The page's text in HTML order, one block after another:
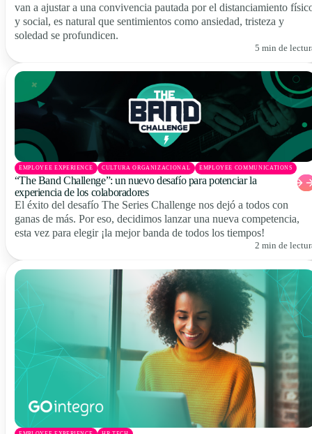
van a ajustar a una convivencia pautada por el distanciamiento
y social, es natural que sentimientos como ansiedad, tristeza y
soledad se profundicen.
5 min de
EMPLOYEE EXPERIENCE CULTURA ORGANIZACIONAL EMPLOYEE COMMUNICATIONS
“The Band Challenge”: un nuevo desafío para potenciar la
experiencia de los colaboradores
El éxito del desafío The Series Challenge nos dejó a todos con
ganas de más. Por eso, decidimos lanzar una nueva competencia,
esta vez para elegir ¡la mejor banda de todos los tiempos!
2 min de